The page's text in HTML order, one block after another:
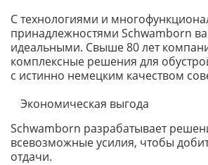
С технологиями и
принадлежностями Schwamborn
идеальными. Свыше 80 лет
комплексные решения для
с истинно немецким качеством
Экономическая выгода
Schwamborn разрабатывает
всевозможные усилия, чтобы
отдачи.